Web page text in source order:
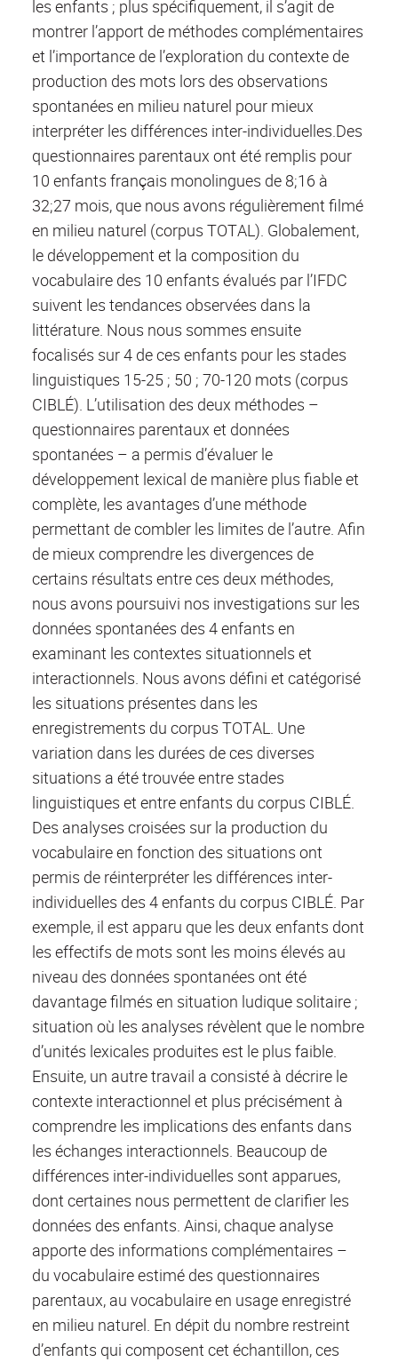
les enfants ; plus spécifiquement, il s’agit de
montrer l’apport de méthodes complémentaires
et l’importance de l’exploration du contexte de
production des mots lors des observations
spontanées en milieu naturel pour mieux
interpréter les différences inter-individuelles.Des
questionnaires parentaux ont été remplis pour
10 enfants français monolingues de 8;16 à
32;27 mois, que nous avons régulièrement filmé
en milieu naturel (corpus TOTAL). Globalement,
le développement et la composition du
vocabulaire des 10 enfants évalués par l’IFDC
suivent les tendances observées dans la
littérature. Nous nous sommes ensuite
focalisés sur 4 de ces enfants pour les stades
linguistiques 15-25 ; 50 ; 70-120 mots (corpus
CIBLÉ). L’utilisation des deux méthodes –
questionnaires parentaux et données
spontanées – a permis d’évaluer le
développement lexical de manière plus fiable et
complète, les avantages d’une méthode
permettant de combler les limites de l’autre. Afin
de mieux comprendre les divergences de
certains résultats entre ces deux méthodes,
nous avons poursuivi nos investigations sur les
données spontanées des 4 enfants en
examinant les contextes situationnels et
interactionnels. Nous avons défini et catégorisé
les situations présentes dans les
enregistrements du corpus TOTAL. Une
variation dans les durées de ces diverses
situations a été trouvée entre stades
linguistiques et entre enfants du corpus CIBLÉ.
Des analyses croisées sur la production du
vocabulaire en fonction des situations ont
permis de réinterpréter les différences inter-
individuelles des 4 enfants du corpus CIBLÉ. Par
exemple, il est apparu que les deux enfants dont
les effectifs de mots sont les moins élevés au
niveau des données spontanées ont été
davantage filmés en situation ludique solitaire ;
situation où les analyses révèlent que le nombre
d’unités lexicales produites est le plus faible.
Ensuite, un autre travail a consisté à décrire le
contexte interactionnel et plus précisément à
comprendre les implications des enfants dans
les échanges interactionnels. Beaucoup de
différences inter-individuelles sont apparues,
dont certaines nous permettent de clarifier les
données des enfants. Ainsi, chaque analyse
apporte des informations complémentaires –
du vocabulaire estimé des questionnaires
parentaux, au vocabulaire en usage enregistré
en milieu naturel. En dépit du nombre restreint
d’enfants qui composent cet échantillon, ces